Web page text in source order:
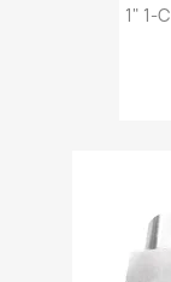
1" 1-